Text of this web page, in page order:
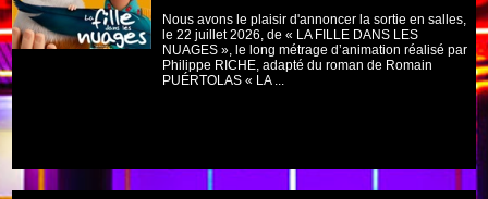
Nous avons le plaisir d'annoncer la sortie en salles,
le 22 juillet 2026, de « LA FILLE DANS LES
NUAGES », le long métrage d’animation réalisé par
Philippe RICHE, adapté du roman de Romain
PUÉRTOLAS « LA ...